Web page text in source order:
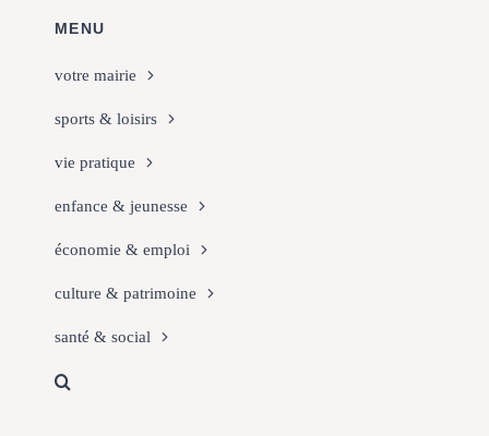
MENU
votre mairie
sports & loisirs
vie pratique
enfance & jeunesse
économie & emploi
culture & patrimoine
santé & social